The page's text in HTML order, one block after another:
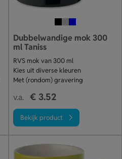
Dubbelwandige mok 300
ml Taniss
RVS mok van 300 ml
Kies uit diverse kleuren
Met (rondom) gravering
v.a. € 3.52
Bekijk product